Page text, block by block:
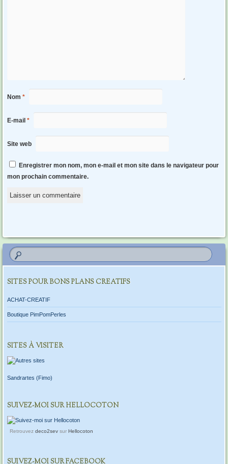
Nom *
E-mail *
Site web
Enregistrer mon nom, mon e-mail et mon site dans le navigateur pour
mon prochain commentaire.
SITES POUR BONS PLANS CREATIFS
ACHAT-CREATIF
Boutique PimPomPerles
SITES À VISITER
Sandrartes (Fimo)
SUIVEZ-MOI SUR HELLOCOTON
Retrouvez deco2sevsur Hellocoton
SUIVEZ-MOI SUR FACEBOOK